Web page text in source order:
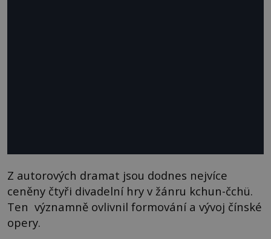
Z autorových dramat jsou dodnes nejvíce
ceněny čtyři divadelní hry v žánru kchun-čchü.
Ten významně ovlivnil formování a vývoj čínské
opery.